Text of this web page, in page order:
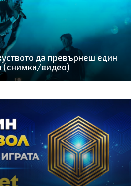
да превърнеш един
(снимки/видео)